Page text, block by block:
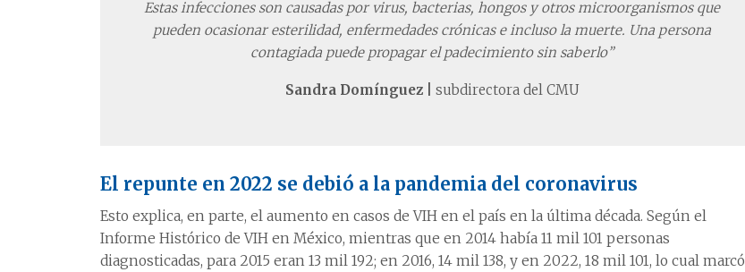
Estas infecciones son causadas por virus, bacterias, hongos y otros microorganismos que
pueden ocasionar esterilidad, enfermedades crónicas e incluso la muerte. Una persona
contagiada puede propagar el padecimiento sin saberlo”
Sandra Domínguez | subdirectora del CMU
El repunte en 2022 se debió a la pandemia del coronavirus
Esto explica, en parte, el aumento en casos de VIH en el país en la última década. Según el
Informe Histórico de VIH en México, mientras que en 2014 había 11 mil 101 personas
diagnosticadas, para 2015 eran 13 mil 192; en 2016, 14 mil 138, y en 2022, 18 mil 101, lo cual marcó